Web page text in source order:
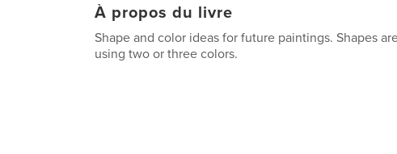
À propos du livre
Shape and color ideas for future paintings. Shapes
using two or three colors.